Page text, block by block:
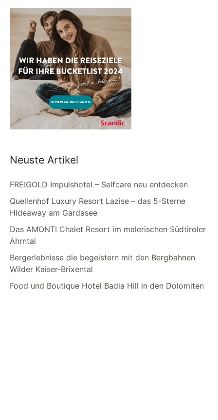
Neuste Artikel
FREIGOLD Impulshotel – Selfcare neu entdecken
Quellenhof Luxury Resort Lazise – das 5-Sterne
Hideaway am Gardasee
Das AMONTI Chalet Resort im malerischen Südtiroler
Ahrntal
Bergerlebnisse die begeistern mit den Bergbahnen
Wilder Kaiser-Brixental
Food und Boutique Hotel Badia Hill in den Dolomiten